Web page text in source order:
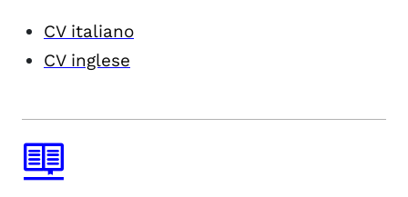
CV italiano
CV inglese